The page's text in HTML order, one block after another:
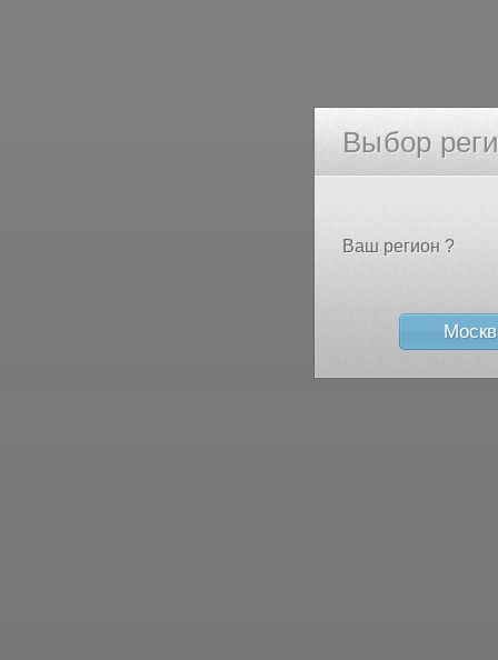
Выбор
Ваш регион ?